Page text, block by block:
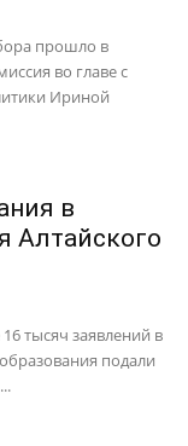
прошло в
во главе с
Ириной
в
Алтайского
тысяч заявлений в
подали